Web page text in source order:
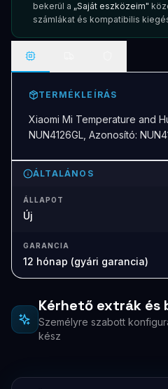
bekerül a „Saját eszközeim"
számlákat és kompatibilis
TERMÉKLEÍRÁS
Xiaomi Mi Temperature and
NUN4126GL, Azonosító:
ÁLTALÁNOS
ÁLLAPOT
Új
GARANCIA
12 hónap (gyári garancia)
Kérhető extrák és
Személyre szabott
kész